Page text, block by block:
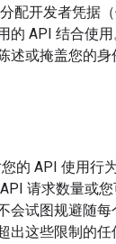
配开发者凭据
的 API 结合使
述或掩盖您的
的 API 使用行
请求数量或
会试图规避随
出这些限制的